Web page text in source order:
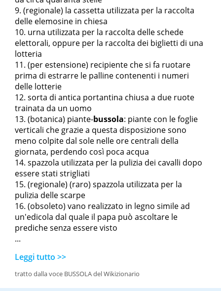
(regionale) la cassetta utilizzata per la raccolta
delle elemosine in chiesa
urna utilizzata per la raccolta delle schede
elettorali, oppure per la raccolta dei biglietti di una
lotteria
(per estensione) recipiente che si fa ruotare
prima di estrarre le palline contenenti i numeri
delle lotterie
sorta di antica portantina chiusa a due ruote
trainata da un uomo
(botanica) piante-bussola: piante con le foglie
verticali che grazie a questa disposizione sono
meno colpite dal sole nelle ore centrali della
giornata, perdendo così poca acqua
spazzola utilizzata per la pulizia dei cavalli dopo
essere stati strigliati
(regionale) (raro) spazzola utilizzata per la
pulizia delle scarpe
(obsoleto) vano realizzato in legno simile ad
un'edicola dal quale il papa può ascoltare le
prediche senza essere visto
...
Leggi tutto >>
tratto dalla voce BUSSOLA del Wikizionario